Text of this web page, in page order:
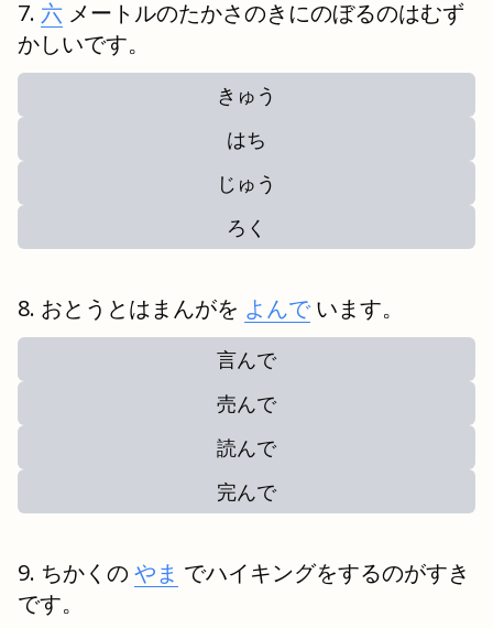
六 メートルのたかさのきにのぼるのはむず
かしいです。
きゅう
はち
じゅう
ろく
おとうとはまんがを よんで います。
言んで
売んで
読んで
完んで
ちかくの やま でハイキングをするのがすき
です。